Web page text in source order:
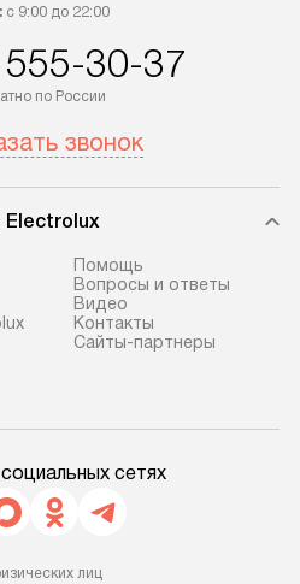
с 9:00 до 22:00
30-37
по России
звонок
Electrolux
Помощь
Вопросы и ответы
Видео
Контакты
Сайты-партнеры
сетях
лиц